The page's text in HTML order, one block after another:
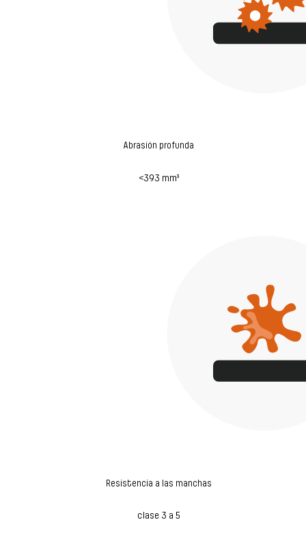
Abrasión profunda
<393 mm³
Resistencia a las manchas
clase 3 a 5